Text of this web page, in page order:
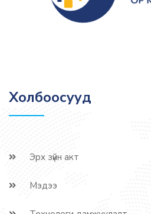
Холбоосууд
Эрх зүйн акт
Мэдээ